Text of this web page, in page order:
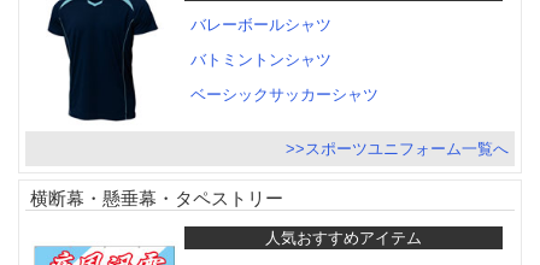
バレーボールシャツ
バトミントンシャツ
ベーシックサッカーシャツ
>>スポーツユニフォーム一覧へ
横断幕・懸垂幕・タペストリー
人気おすすめアイテム